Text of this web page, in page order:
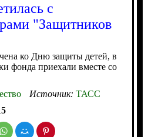
с
"Защитников
ко Дню защиты детей, в
фонда приехали вместе со
Источник: ТАСС